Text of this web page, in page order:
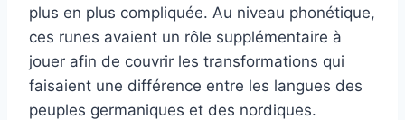
plus en plus compliquée. Au niveau phonétique,
ces runes avaient un rôle supplémentaire à
jouer afin de couvrir les transformations qui
faisaient une différence entre les langues des
peuples germaniques et des nordiques.